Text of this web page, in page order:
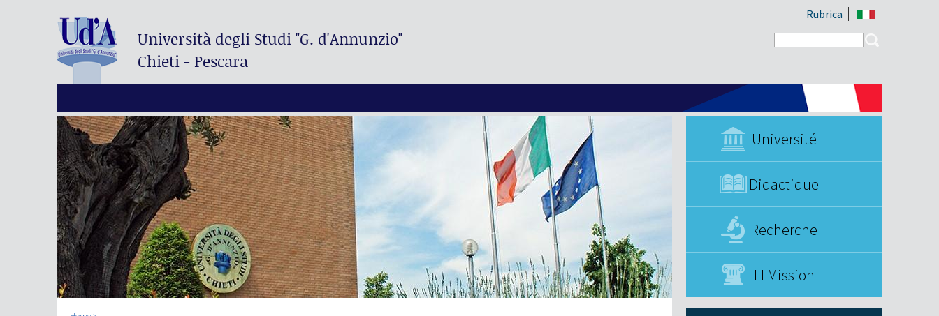
Università degli Studi"G. d'Annunzio"
Chieti - Pescara
Rubrica
Search form
Université
Didactique
Recherche
III Mission